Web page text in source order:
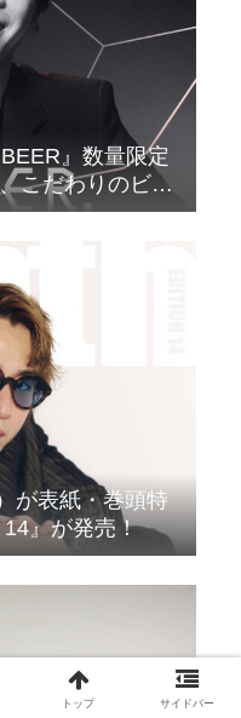
』数量限定
こだわりのビー
が表紙・巻頭特
』が発売！
トップ サイドバー